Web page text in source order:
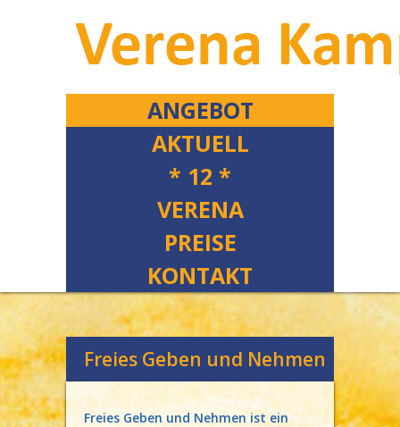
ANGEBOT
AKTUELL
* 12 *
VERENA
PREISE
KONTAKT
Freies Geben und Nehmen
Freies Geben und Nehmen ist ein